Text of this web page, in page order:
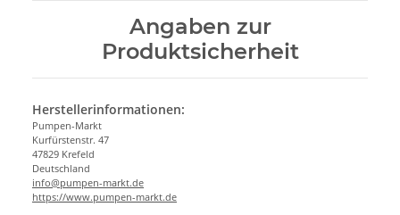
Angaben zur
Produktsicherheit
Herstellerinformationen:
Pumpen-Markt
Kurfürstenstr. 47
47829 Krefeld
Deutschland
info@pumpen-markt.de
https://www.pumpen-markt.de